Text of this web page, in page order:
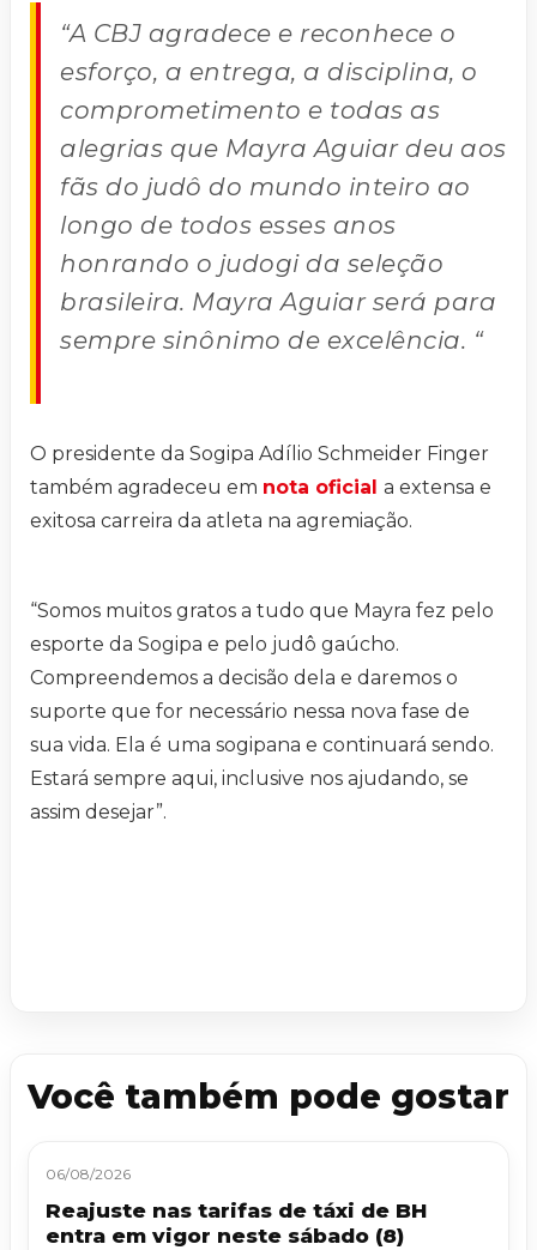
“A CBJ agradece e reconhece o
esforço, a entrega, a disciplina, o
comprometimento e todas as
alegrias que Mayra Aguiar deu aos
fãs do judô do mundo inteiro ao
longo de todos esses anos
honrando o judogi da seleção
brasileira. Mayra Aguiar será para
sempre sinônimo de excelência. “
O presidente da Sogipa Adílio Schmeider Finger
também agradeceu em nota oficial a extensa e
exitosa carreira da atleta na agremiação.
“Somos muitos gratos a tudo que Mayra fez pelo
esporte da Sogipa e pelo judô gaúcho.
Compreendemos a decisão dela e daremos o
suporte que for necessário nessa nova fase de
sua vida. Ela é uma sogipana e continuará sendo.
Estará sempre aqui, inclusive nos ajudando, se
assim desejar”.
Você também pode gostar
06/08/2026
Reajuste nas tarifas de táxi de BH
entra em vigor neste sábado (8)